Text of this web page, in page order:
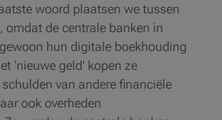
woord plaatsen we tussen
omdat de centrale banken in
hun digitale boekhouding
‘nieuwe geld' kopen ze
van andere financiële
ook overheden